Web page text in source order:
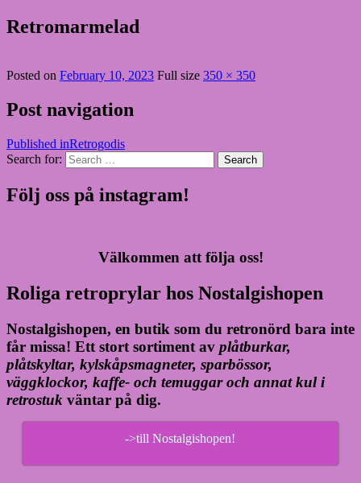
Retromarmelad
Posted on February 10, 2023 Full size 350 × 350
Post navigation
Published inRetrogodis
Search for:
Search
Följ oss på instagram!
Välkommen att följa oss!
Roliga retroprylar hos Nostalgishopen
Nostalgishopen, en butik som du retronörd bara inte
får missa! Ett stort sortiment av plåtburkar,
plåtskyltar, kylskåpsmagneter, sparbössor,
väggklockor, kaffe- och temuggar och annat kul i
retrostuk väntar på dig.
->till Nostalgishopen!